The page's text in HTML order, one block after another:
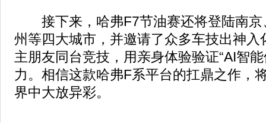
接下来，哈弗F7节油赛还将登陆南京
州等四大城市，并邀请了众多车技出神入
主朋友同台竞技，用亲身体验验证“AI智
力。相信这款哈弗F系平台的扛鼎之作，
界中大放异彩。